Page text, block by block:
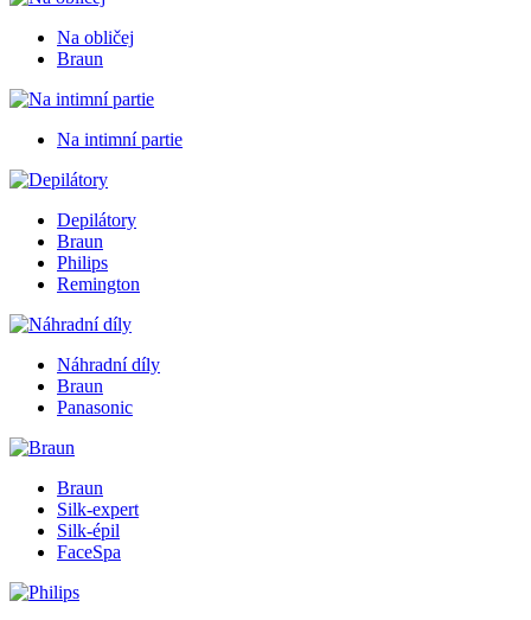
Na obličej
Braun
Na intimní partie
Depilátory
Braun
Philips
Remington
Náhradní díly
Braun
Panasonic
Braun
Silk-expert
Silk-épil
FaceSpa